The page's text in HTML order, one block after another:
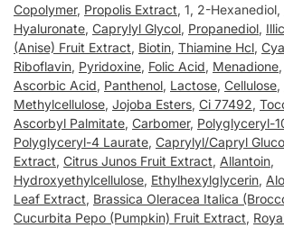
Copolymer, Propolis Extract, 1, 2-Hexanediol,
Hyaluronate, Caprylyl Glycol, Propanediol,
(Anise) Fruit Extract, Biotin, Thiamine Hcl,
Riboflavin, Pyridoxine, Folic Acid, Menadione,
Ascorbic Acid, Panthenol, Lactose, Cellulose,
Methylcellulose, Jojoba Esters, Ci 77492,
Ascorbyl Palmitate, Carbomer, Polyglyceryl-
Polyglyceryl-4 Laurate, Caprylyl/Capryl
Extract, Citrus Junos Fruit Extract, Allantoin,
Hydroxyethylcellulose, Ethylhexylglycerin,
Leaf Extract, Brassica Oleracea Italica
Cucurbita Pepo (Pumpkin) Fruit Extract,